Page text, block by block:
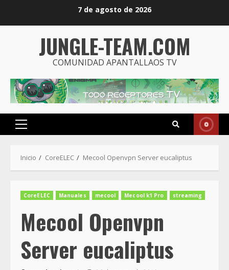
7 de agosto de 2026
JUNGLE-TEAM.COM
COMUNIDAD APANTALLAOS TV
Menú
Inicio CoreELEC Mecool Openvpn Server eucaliptus
CoreELEC Manuales mecool Mecool k1 Pro streaming
Mecool Openvpn
Server eucaliptus